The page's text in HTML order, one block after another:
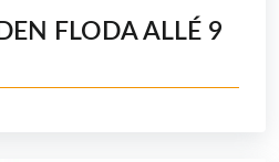
FLODA ALLÉ 9